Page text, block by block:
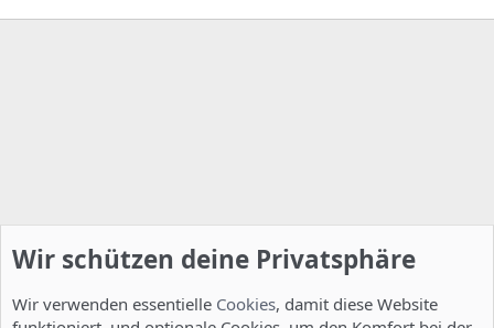
Wir schützen deine Privatsphäre
Wir verwenden essentielle Cookies, damit diese Website